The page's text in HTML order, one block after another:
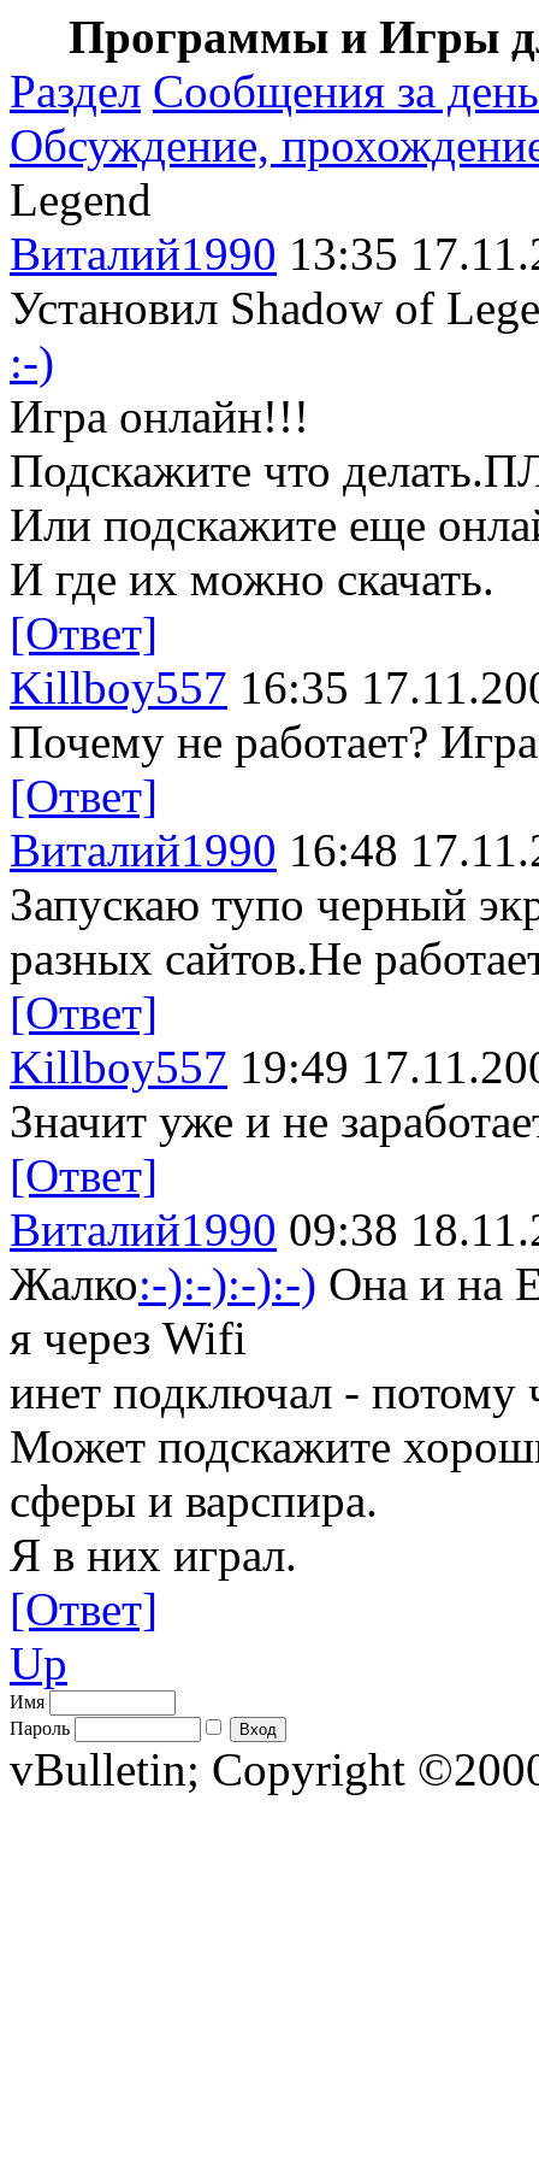
Программы и Игры
Раздел Сообщения за день
Обсуждение,
Legend
Виталий1990 13:35
Установил Shadow of
:-)
Игра онлайн!!!
Подскажите что
Или подскажите еще
И где их можно скачать.
[Ответ]
Killboy557 16:35
Почему не работает? Игра
[Ответ]
Виталий1990 16:48
Запускаю тупо черный
разных сайтов.Не
[Ответ]
Killboy557 19:49
Значит уже и не
[Ответ]
Виталий1990 09:38
Жалко:-):-):-):-) Она и на
я через Wifi
инет подключал -
Может подскажите
сферы и варспира.
Я в них играл.
[Ответ]
Up
Имя
Пароль
vBulletin; Copyright